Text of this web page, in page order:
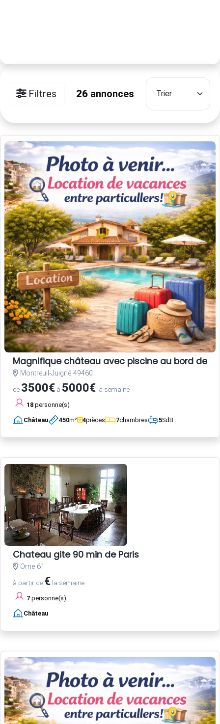
Filtres 26annonces
Magnifique château avec piscine au bord de la
Montreuil-Juigné 49460
de 3500€ à 5000€ la semaine
18 personne(s)
Château 450m² 4pièces 7chambres 5SdB
Chateau gite 90 min de Paris
Orne 61
à partir de € la semaine
7 personne(s)
Château